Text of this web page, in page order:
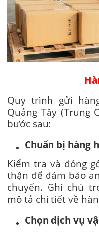
Hàng
Quy trình gửi
Quảng Tây (Trung
bước sau:
Chuẩn bị hàng
Kiểm tra và đóng
thận để đảm bảo
chuyển. Ghi chú
mô tả chi tiết về
Chọn dịch vụ